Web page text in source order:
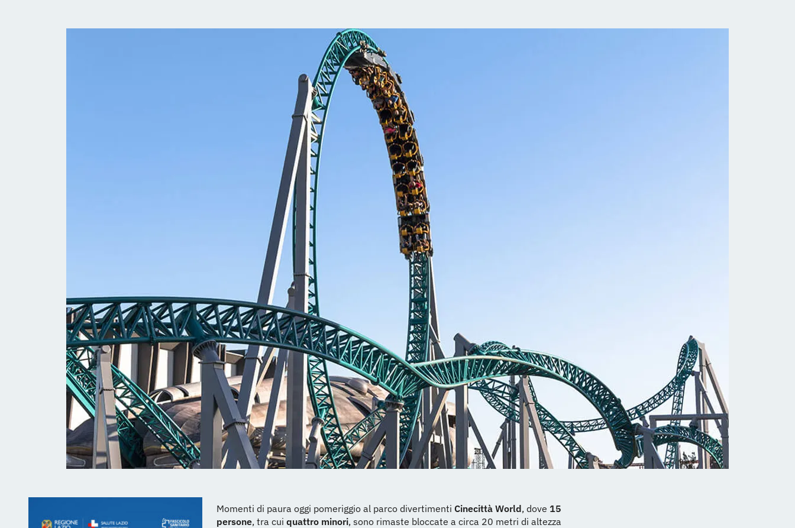
Momenti di paura oggi pomeriggio al parco divertimenti Cinecittà World, dove 15
persone, tra cui quattro minori, sono rimaste bloccate a circa 20 metri di altezza